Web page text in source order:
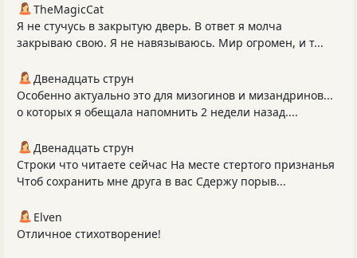
TheMagicCat
Я не стучусь в закрытую дверь. В ответ я молча
закрываю свою. Я не навязываюсь. Мир огромен, и т...
Двенадцать струн
Особенно актуально это для мизогинов и мизандринов...
о которых я обещала напомнить 2 недели назад....
Двенадцать струн
Строки что читаете сейчас На месте стертого признанья
Чтоб сохранить мне друга в вас Сдержу порыв...
Elven
Отличное стихотворение!